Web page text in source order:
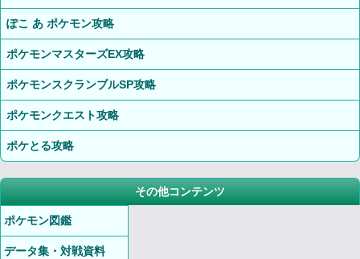
ぽこ あ ポケモン攻略
ポケモンマスターズEX攻略
ポケモンスクランブルSP攻略
ポケモンクエスト攻略
ポケとる攻略
その他コンテンツ
ポケモン図鑑
データ集・対戦資料